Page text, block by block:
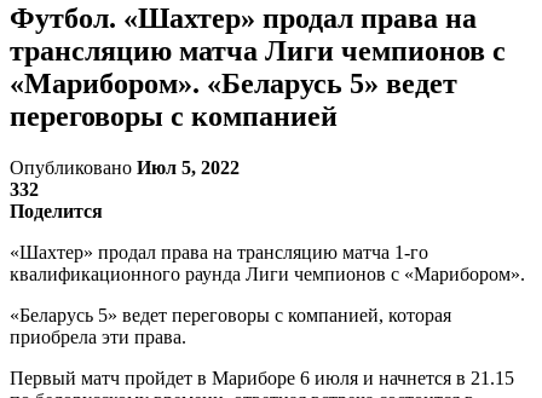
Футбол. «Шахтер» продал права на
трансляцию матча Лиги чемпионов с
«Марибором». «Беларусь 5» ведет
переговоры с компанией
Опубликовано Июл 5, 2022
332
Поделится
«Шахтер» продал права на трансляцию матча 1-го
квалификационного раунда Лиги чемпионов с «Марибором».
«Беларусь 5» ведет переговоры с компанией, которая
приобрела эти права.
Первый матч пройдет в Мариборе 6 июля и начнется в 21.15